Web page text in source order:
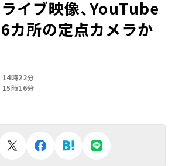
イブ映像、YouTube
所の定点カメラか
時22分
時16分